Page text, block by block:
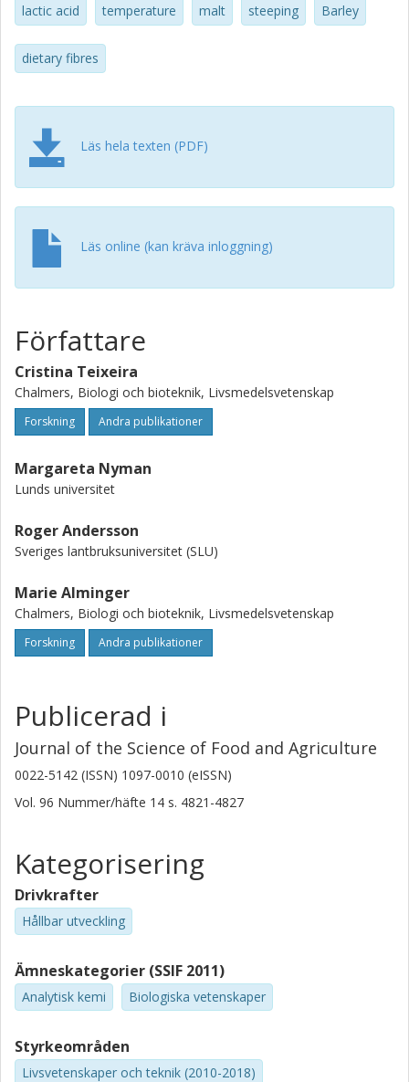
components in Tipple were more affected by steeping
conditions than the other varieties. Contents of iron,
phytate and amylose were little influenced by steeping
conditions. CONCLUSION: The selection of steeping
characteristics of dietary fibre in barley, and also the
choice of barley variety is important for tailoring of
functional ingredients beneficial for colonic health
lactic acid temperature malt steeping Barley
dietary fibres
Läs hela texten (PDF)
Läs online (kan kräva inloggning)
Författare
Cristina Teixeira
Chalmers, Biologi och bioteknik, Livsmedelsvetenskap
Forskning Andra publikationer
Margareta Nyman
Lunds universitet
Roger Andersson
Sveriges lantbruksuniversitet (SLU)
Marie Alminger
Chalmers, Biologi och bioteknik, Livsmedelsvetenskap
Forskning Andra publikationer
Publicerad i
Journal of the Science of Food and Agriculture
0022-5142 (ISSN) 1097-0010 (eISSN)
Vol. 96 Nummer/häfte 14 s. 4821-4827
Kategorisering
Drivkrafter
Hållbar utveckling
Ämneskategorier (SSIF 2011)
Analytisk kemi Biologiska vetenskaper
Styrkeområden
Livsvetenskaper och teknik (2010-2018)